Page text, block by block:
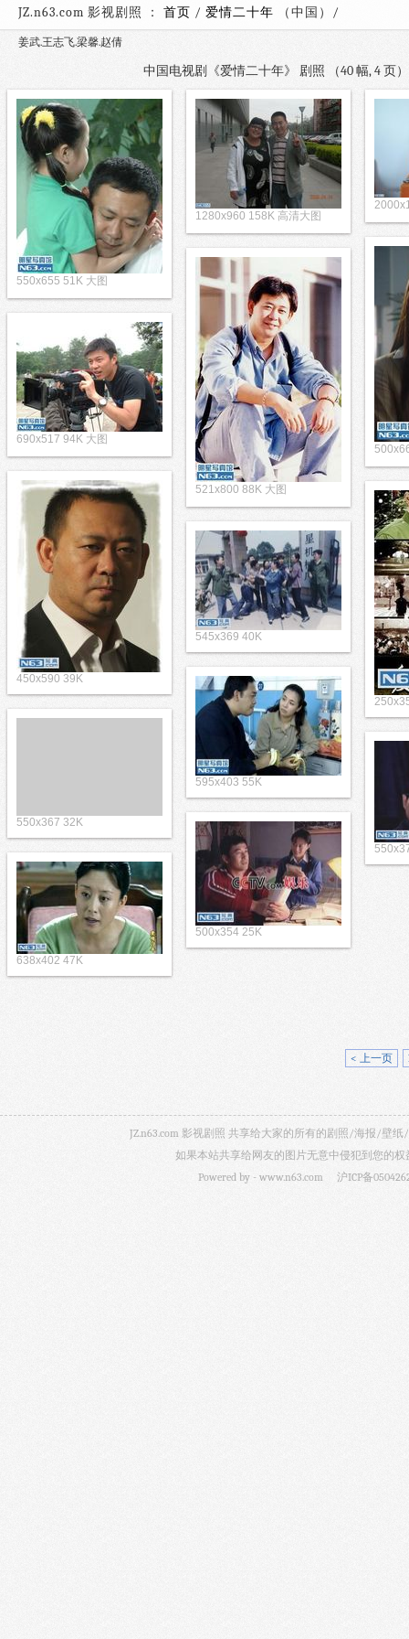
JZ.n63.com 影视剧照 ： 首页 / 爱情二十年 （中国
姜武.王志飞.梁馨.赵倩
中国电视剧《爱情二十年》 剧照 （40 幅, 4
550x655 51K 大图
1280x960 158K 高清大图
521x800 88K 大图
690x517 94K 大图
450x590 39K
545x369 40K
595x403 55K
550x367 32K
500x354 25K
638x402 47K
< 上一页
JZ.n63.com 影视剧照 共享给大家的所有的剧照/海报/壁
如果本站共享给网友的图片无意中侵犯到您的
Powered by - www.n63.com 沪ICP备